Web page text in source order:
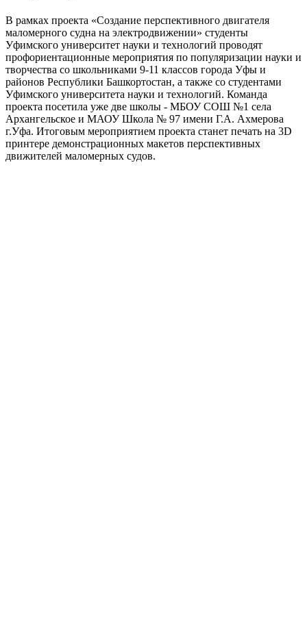
В рамках проекта «Создание перспективного двигателя
маломерного судна на электродвижении» студенты
Уфимского университет науки и технологий проводят
профориентационные мероприятия по популяризации науки и
творчества со школьниками 9-11 классов города Уфы и
районов Республики Башкортостан, а также со студентами
Уфимского университета науки и технологий. Команда
проекта посетила уже две школы - МБОУ СОШ №1 села
Архангельское и МАОУ Школа № 97 имени Г.А. Ахмерова
г.Уфа. Итоговым мероприятием проекта станет печать на 3D
принтере демонстрационных макетов перспективных
движителей маломерных судов.